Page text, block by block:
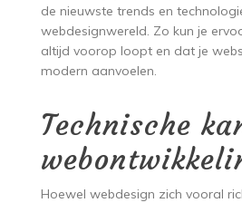
de nieuwste trends en
webdesignwereld. Zo kun je
altijd voorop loopt en dat je
modern aanvoelen.
Technische
Hoewel webdesign zich vooral